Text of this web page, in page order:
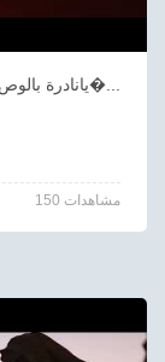
يانادرة بالوص�...
150 مشاهدات